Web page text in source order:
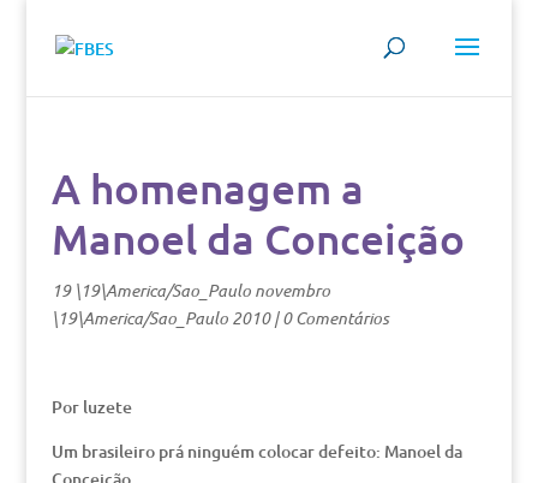
A homenagem a
Manoel da Conceição
19 \19\America/Sao_Paulo novembro
\19\America/Sao_Paulo 2010|0 Comentários
Por luzete
Um brasileiro prá ninguém colocar defeito: Manoel da